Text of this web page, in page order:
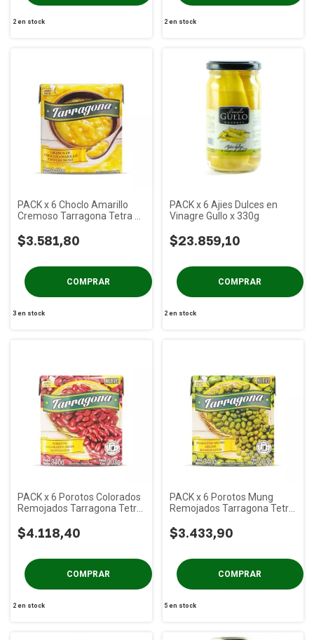
2en stock 2 en stock
PACK x 6 Choclo Amarillo
Cremoso Tarragona Tetra x
$3.581,80
3en stock
PACK x 6 Ajies Dulces en
Vinagre Gullo x 330g
$23.859,10
2 en stock
PACK x 6 Porotos Colorados
Remojados Tarragona Tetra
$4.118,40
2en stock
PACK x 6 Porotos Mung
Remojados Tarragona Tetra
$3.433,90
5 en stock